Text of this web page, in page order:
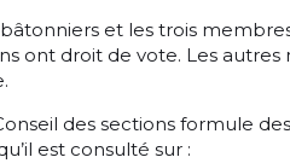
et les trois
ont droit de vote. Les
des sections formule
est consulté sur :